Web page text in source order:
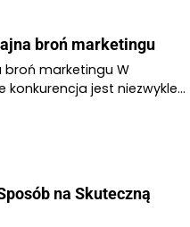
broń marketingu
broń marketingu W
konkurencja jest niezwykle…
na Skuteczną